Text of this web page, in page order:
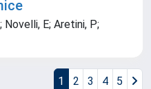
Novelli, E; Aretini, P;
1 2 3 4 5